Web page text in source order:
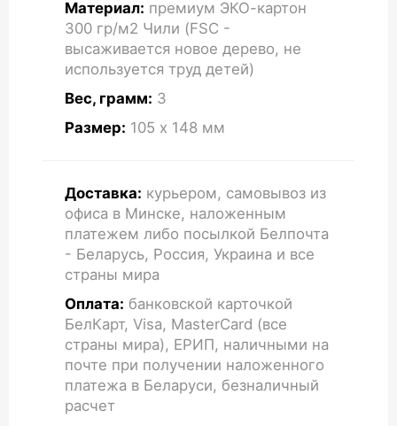
Материал: премиум ЭКО-картон
300 гр/м2 Чили (FSC -
высаживается новое дерево, не
используется труд детей)
Вес, грамм: 3
Размер: 105 x 148 мм
Доставка: курьером, самовывоз из
офиса в Минске, наложенным
платежем либо посылкой Белпочта
- Беларусь, Россия, Украина и все
страны мира
Оплата: банковской карточкой
БелКарт, Visa, MasterCard (все
страны мира), ЕРИП, наличными на
почте при получении наложенного
платежа в Беларуси, безналичный
расчет